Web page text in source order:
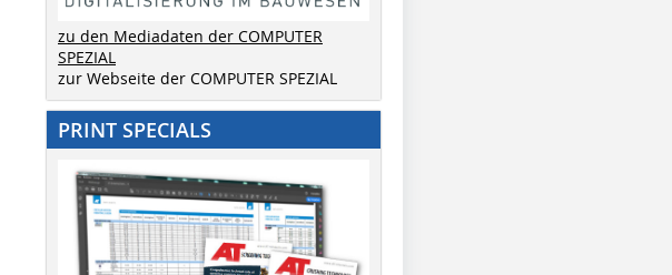
zu den Mediadaten der COMPUTER
SPEZIAL
zur Webseite der COMPUTER SPEZIAL
PRINT SPECIALS